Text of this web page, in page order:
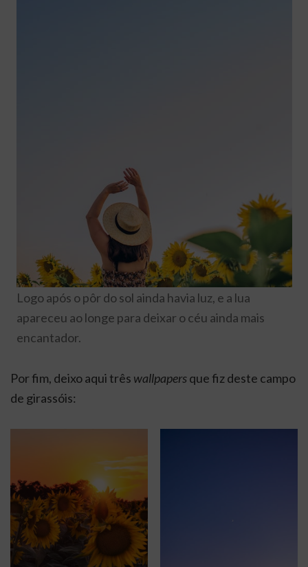
Logo após o pôr do sol ainda havia luz, e a lua
apareceu ao longe para deixar o céu ainda mais
encantador.
Por fim, deixo aqui três wallpapersque fiz deste campo
de girassóis: